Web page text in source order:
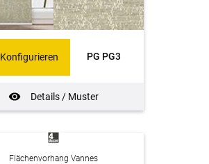
PG PG3
Details / Muster
Konfigurieren
Flächenvorhang Vannes